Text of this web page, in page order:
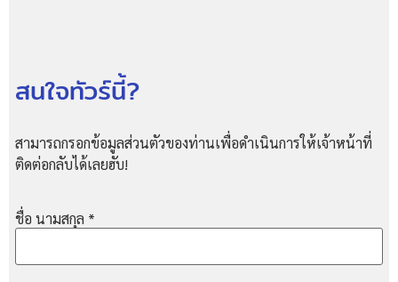
สนใจทัวร์นี้?
สามารถกรอกข้อมูลส่วนตัวของท่านเพื่อดำเนินการให้เจ้าหน้าที่
ติดต่อกลับได้เลยฮับ!
ชื่อ นามสกุล *